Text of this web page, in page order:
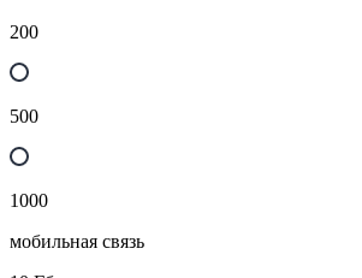
200
500
1000
мобильная связь